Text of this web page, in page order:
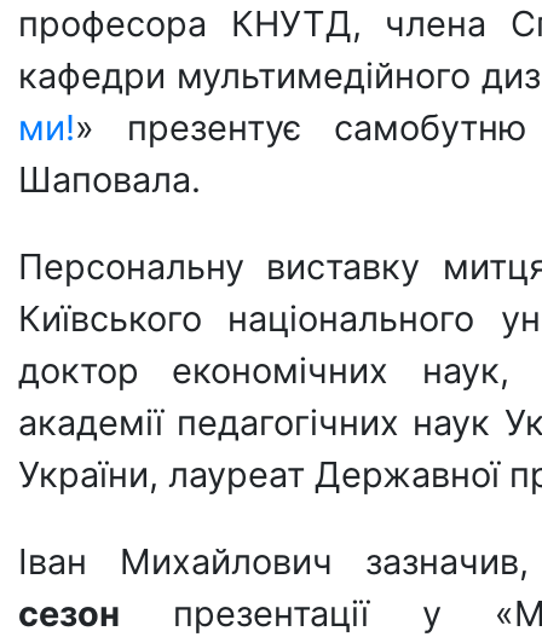
професора КНУТД, члена
кафедри мультимедійного
ми!» презентує
Шаповала.
Персональну виставку
Київського національного
доктор економічних наук,
академії педагогічних наук
України, лауреат Державної
Іван Михайлович
сезон презентації у